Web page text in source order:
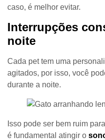
caso, é melhor evitar.
Interrupções
noite
Cada pet tem uma
agitados, por isso, você
durante a noite.
Isso pode ser bem ruim
é fundamental atingir o